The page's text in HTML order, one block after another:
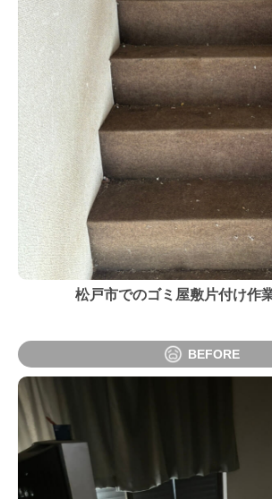
松戸市でのゴミ屋敷片付け作
BEFORE